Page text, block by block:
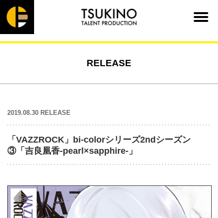
RELEASE
2019.08.30 RELEASE
「VAZZROCK」bi-colorシリーズ2ndシーズン
③「吉良凰香-pearl×sapphire-」